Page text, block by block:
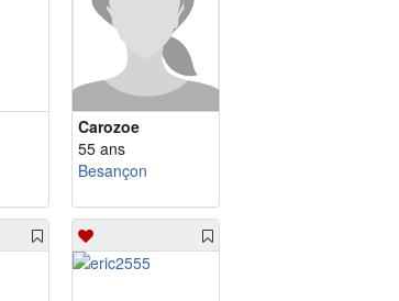
Carozoe
55 ans
Besançon